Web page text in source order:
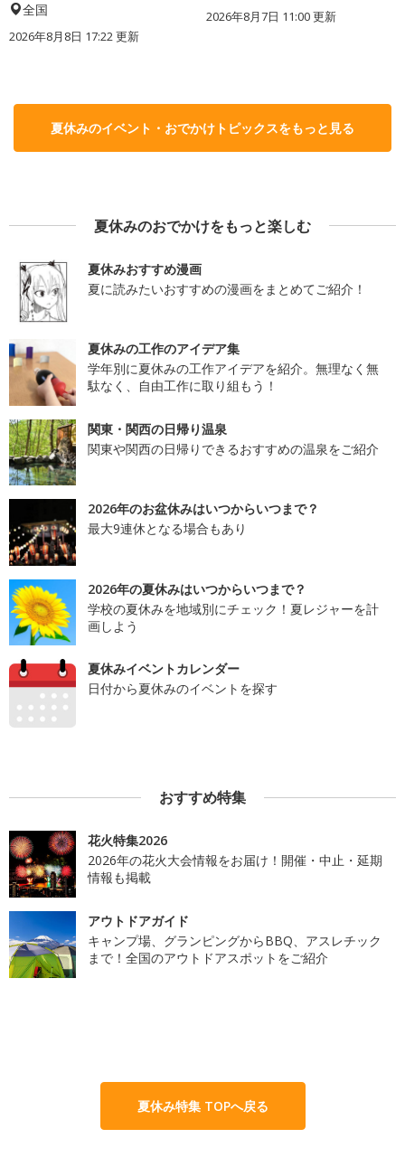
全国
2026年8月8日 17:22 更新
2026年8月7日 11:00更新
夏休みのイベント・おでかけトピックスをもっと見る
夏休みのおでかけをもっと楽しむ
夏休みおすすめ漫画
夏に読みたいおすすめの漫画をまとめてご紹介！
夏休みの工作のアイデア集
学年別に夏休みの工作アイデアを紹介。無理なく無
駄なく、自由工作に取り組もう！
関東・関西の日帰り温泉
関東や関西の日帰りできるおすすめの温泉をご紹介
2026年のお盆休みはいつからいつまで？
最大9連休となる場合もあり
2026年の夏休みはいつからいつまで？
学校の夏休みを地域別にチェック！夏レジャーを計
画しよう
夏休みイベントカレンダー
日付から夏休みのイベントを探す
おすすめ特集
花火特集2026
2026年の花火大会情報をお届け！開催・中止・延期
情報も掲載
アウトドアガイド
キャンプ場、グランピングからBBQ、アスレチック
まで！全国のアウトドアスポットをご紹介
夏休み特集 TOPへ戻る